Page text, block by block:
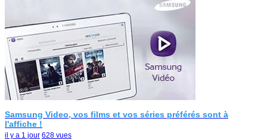
Samsung Video, vos films et vos séries préférés sont à
l'affiche !
il y a 1 jour 628 vues